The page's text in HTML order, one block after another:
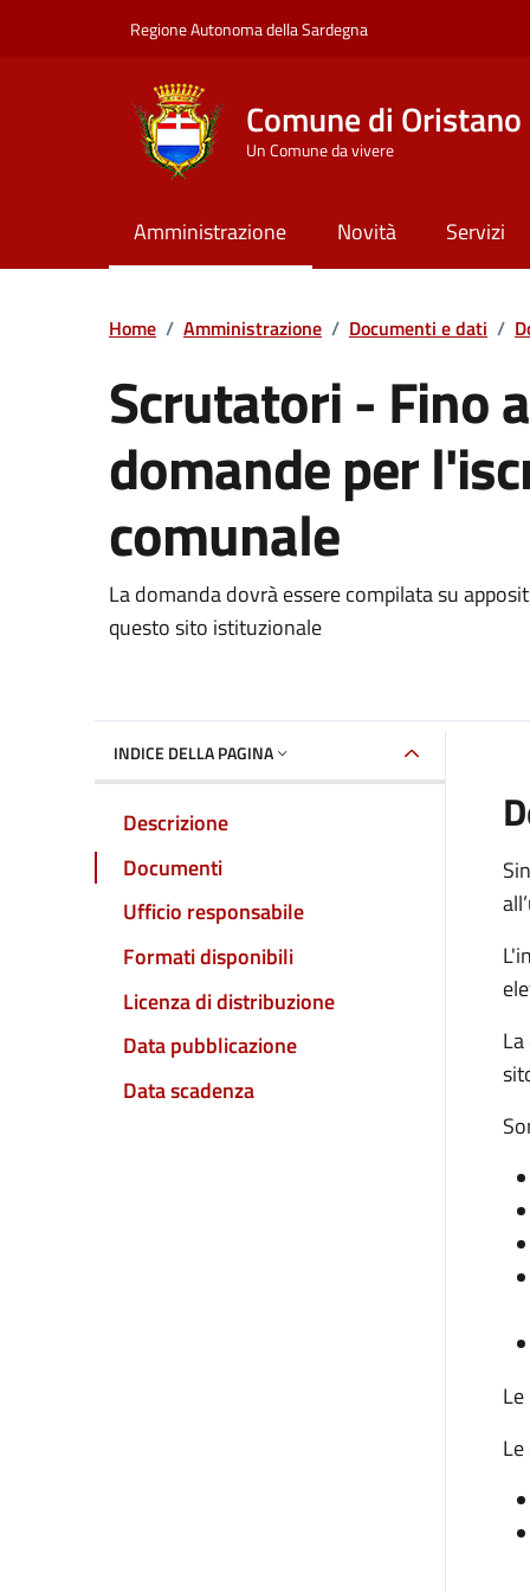
Regione Autonoma della Sardegna
Comune di Oristano
Un Comune da vivere
Amministrazione Novità Servizi
Home / Amministrazione / Documenti e dati /
Scrutatori - Fino
domande per
comunale
Dettaglio del documento
La domanda dovrà essere compilata su
questo sito istituzionale
INDICE DELLA PAGINA
Descrizione
Documenti
Ufficio responsabile
Formati disponibili
Licenza di distribuzione
Data pubblicazione
Data scadenza